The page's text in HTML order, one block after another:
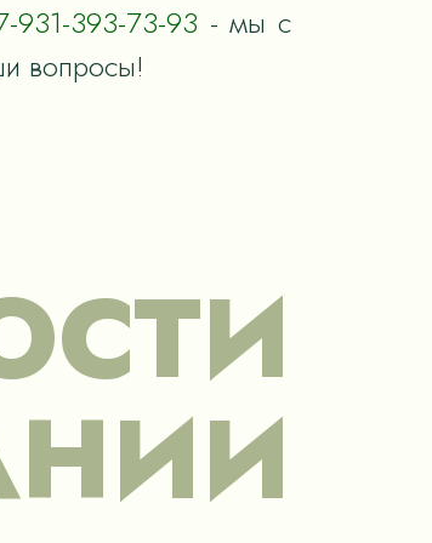
931-393-73-93 - мы с
вопросы!